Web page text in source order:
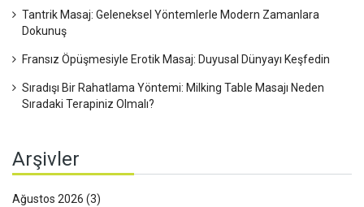
Tantrik Masaj: Geleneksel Yöntemlerle Modern Zamanlara
Dokunuş
Fransız Öpüşmesiyle Erotik Masaj: Duyusal Dünyayı Keşfedin
Sıradışı Bir Rahatlama Yöntemi: Milking Table Masajı Neden
Sıradaki Terapiniz Olmalı?
Arşivler
Ağustos 2026 (3)